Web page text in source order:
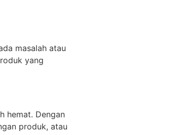
masalah atau
yang
hemat. Dengan
produk, atau